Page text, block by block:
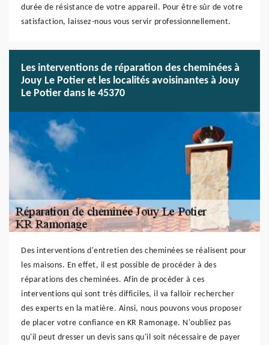
durée de résistance de votre appareil. Pour être sûr de votre
satisfaction, laissez-nous vous servir professionnellement.
Les interventions de réparation des cheminées à
Jouy Le Potier et les localités avoisinantes à Jouy
Le Potier dans le 45370
Des interventions d'entretien des cheminées se réalisent pour
les maisons. En effet, il est possible de procéder à des
réparations des cheminées. Afin de procéder à ces
interventions qui sont très difficiles, il va falloir rechercher
des experts en la matière. Ainsi, nous pouvons vous proposer
de placer votre confiance en KR Ramonage. N'oubliez pas
qu'il peut dresser un devis sans qu'il soit nécessaire de payer